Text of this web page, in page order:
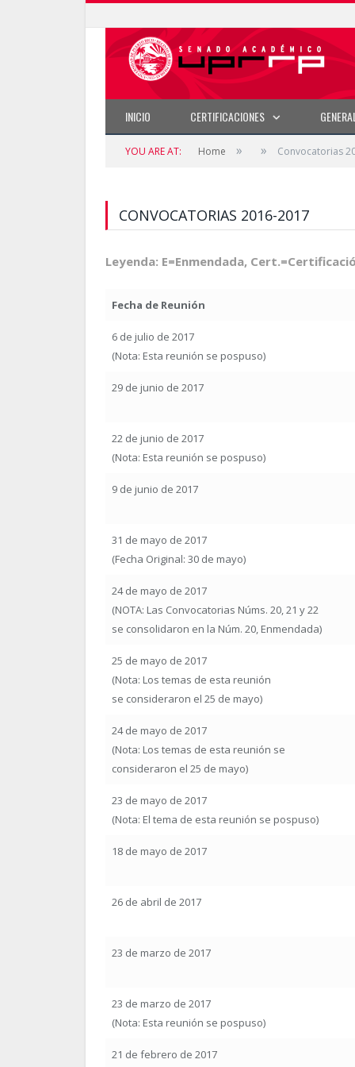
INICIO CERTIFICACIONES
YOU ARE AT: Home » » Convocatorias
CONVOCATORIAS 2016-2017
Leyenda: E=Enmendada,
Fecha de Reunión
6 de julio de 2017
(Nota: Esta reunión se pospuso)
29 de junio de 2017
22 de junio de 2017
(Nota: Esta reunión se pospuso)
9 de junio de 2017
31 de mayo de 2017
(Fecha Original: 30 de mayo)
24 de mayo de 2017
(NOTA: Las Convocatorias Núms. 20, 21 y 22
se consolidaron en la Núm. 20, Enmendada)
25 de mayo de 2017
(Nota: Los temas de esta reunión
se consideraron el 25 de mayo)
24 de mayo de 2017
(Nota: Los temas de esta reunión se
consideraron el 25 de mayo)
23 de mayo de 2017
(Nota: El tema de esta reunión se pospuso)
18 de mayo de 2017
26 de abril de 2017
23 de marzo de 2017
23 de marzo de 2017
(Nota: Esta reunión se pospuso)
21 de febrero de 2017